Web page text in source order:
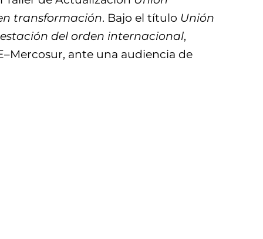
transformación. Bajo el título Unión
del orden internacional,
ante una audiencia de